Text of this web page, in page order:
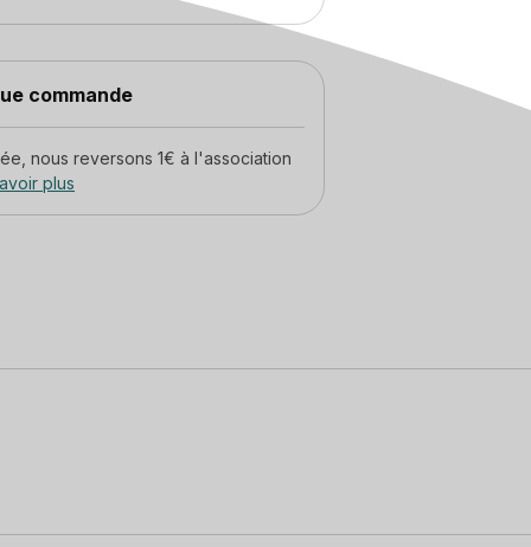
commande
nous reversons 1€ à l'association
plus